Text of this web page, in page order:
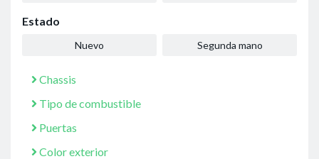
Estado
Nuevo Segunda mano
Chassis
Tipo de combustible
Puertas
Color exterior